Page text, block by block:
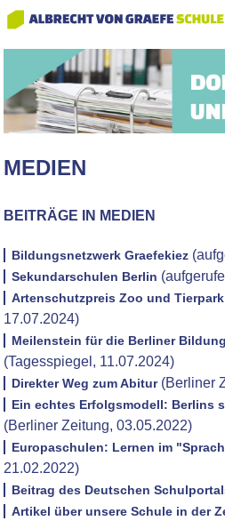
MEDIEN
BEITRÄGE IN MEDIEN
Bildungsnetzwerk Graefekiez
Sekundarschulen Berlin
Artenschutzpreis Zoo und
17.07.2024)
Meilenstein für die Berliner
(Tagesspiegel, 11.07.2024)
Direkter Weg zum Abitur(Berliner
Ein echtes Erfolgsmodell: Berlins
(Berliner Zeitung, 03.05.2022)
Europaschulen: Lernen im
21.02.2022)
Beitrag des Deutschen
Artikel über unsere Schule in der